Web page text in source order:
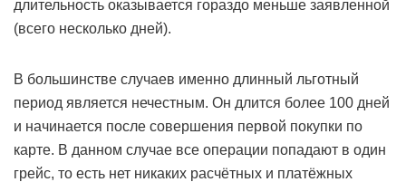
длительность оказывается гораздо меньше заявленной
(всего несколько дней).
В большинстве случаев именно длинный льготный
период является нечестным. Он длится более 100 дней
и начинается после совершения первой покупки по
карте. В данном случае все операции попадают в один
грейс, то есть нет никаких расчётных и платёжных